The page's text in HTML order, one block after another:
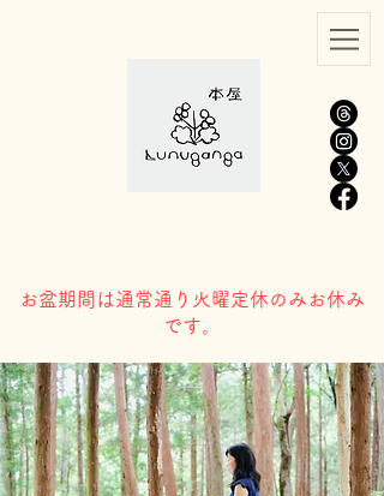
​お盆期間は通常通り火曜定休のみお休み
です。